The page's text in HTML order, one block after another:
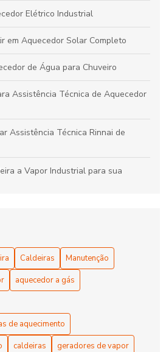
Elétrico Industrial
em Aquecedor Solar Completo
de Água para Chuveiro
Assistência Técnica de Aquecedor
Assistência Técnica Rinnai de
a Vapor Industrial para sua
Benefícios e Vantagens
Praticidade e Conforto
Vantagens e Como Escolher o
como escolher e instalar o ideal
Caldeiras
Manutenção
aquecedor a gás
de aquecimento
caldeiras geradores de vapor